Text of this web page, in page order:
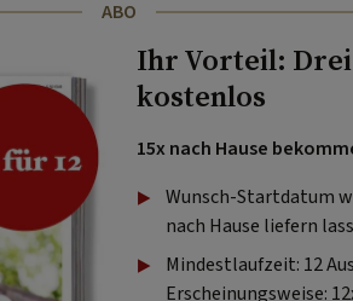
ABO
Ihr Vorteil:
kostenlos
15x nach Hause
Wunsch-Startdatum
nach Hause liefern
Mindestlaufzeit: 12
Erscheinungsweise: